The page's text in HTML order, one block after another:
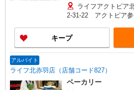
以上ライフアクトピア
2-31-22 アクトピア参
キープ
アルバイト
ライフ北赤羽店（店舗コード827）
ベーカリー